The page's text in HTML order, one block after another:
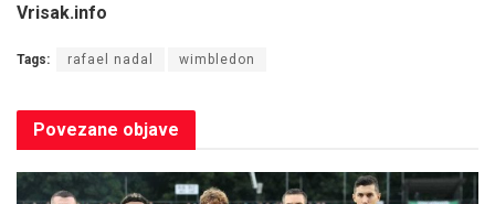
Vrisak.info
Tags: rafael nadal wimbledon
Povezane objave